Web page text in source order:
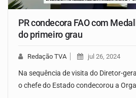
PR condecora FAO com
do primeiro grau
Redação TVA jul 26, 2024
Na sequência de visita do Diretor-
o chefe do Estado condecorou a